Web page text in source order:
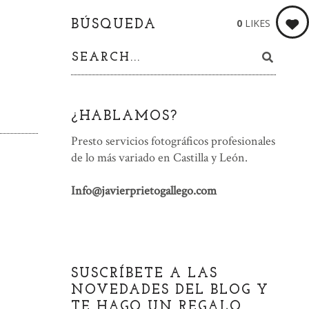
0 LIKES
BÚSQUEDA
¿HABLAMOS?
Presto servicios fotográficos profesionales
de lo más variado en Castilla y León.
Info@javierprietogallego.com
SUSCRÍBETE A LAS
NOVEDADES DEL BLOG Y